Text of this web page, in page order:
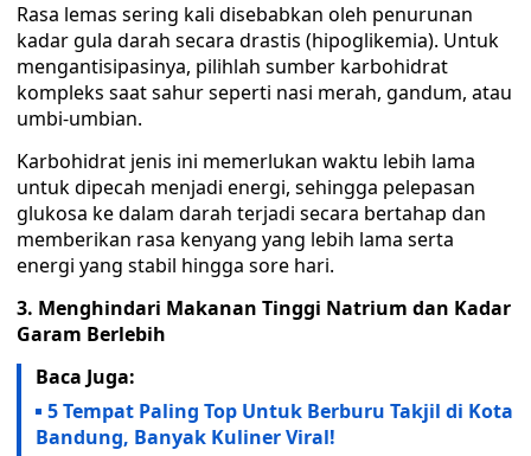
Rasa lemas sering kali disebabkan oleh penurunan
kadar gula darah secara drastis (hipoglikemia). Untuk
mengantisipasinya, pilihlah sumber karbohidrat
kompleks saat sahur seperti nasi merah, gandum, atau
umbi-umbian.
Karbohidrat jenis ini memerlukan waktu lebih lama
untuk dipecah menjadi energi, sehingga pelepasan
glukosa ke dalam darah terjadi secara bertahap dan
memberikan rasa kenyang yang lebih lama serta
energi yang stabil hingga sore hari.
3. Menghindari Makanan Tinggi Natrium dan Kadar
Garam Berlebih
Baca Juga:
5 Tempat Paling Top Untuk Berburu Takjil di Kota
Bandung, Banyak Kuliner Viral!